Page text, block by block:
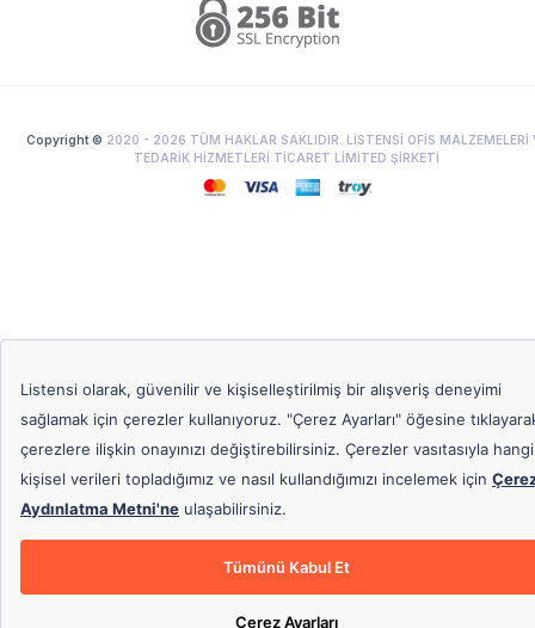
Copyright © 2020 - 2026 TÜM HAKLAR SAKLIDIR. LİSTENSİ OFİS MALZEMELERİ
TEDARİK HİZMETLERİ TİCARET LİMİTED ŞİRKETİ